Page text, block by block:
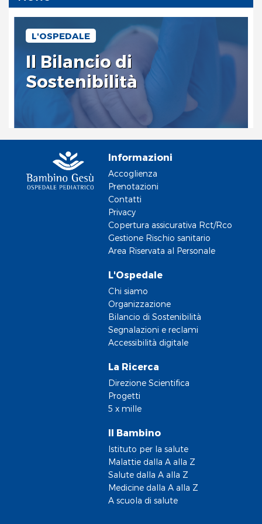
L'OSPEDALE
Il Bilancio di
Sostenibilità
Informazioni
Accoglienza
Prenotazioni
Contatti
Privacy
Copertura assicurativa Rct/Rco
Gestione Rischio sanitario
Area Riservata al Personale
L'Ospedale
Chi siamo
Organizzazione
Bilancio di Sostenibilità
Segnalazioni e reclami
Accessibilità digitale
La Ricerca
Direzione Scientifica
Progetti
5 x mille
Il Bambino
Istituto per la salute
Malattie dalla A alla Z
Salute dalla A alla Z
Medicine dalla A alla Z
A scuola di salute